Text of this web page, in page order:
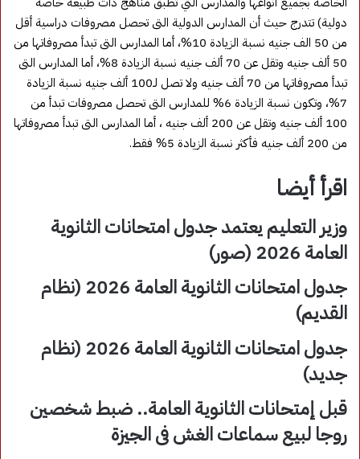
دولية) تتدرج حيث أن المدارس الدولية التى تحصل مصروفات دراسية أقل
من 50 الف جنيه نسبة الزيادة 10%، أما المدارس التى تبدأ مصروفاتها من
50 ألف جنيه وتقل عن 70 ألف جنيه نسبة الزيادة 8%، أما المدارس التى
تبدأ مصروفاتها من 70 ألف جنيه ولا تصل لـ100 ألف جنيه نسبة الزيادة
7%، وتكون نسبة الزيادة 6% للمدارس التى تحصل مصروفات تبدأ من
100 ألف جنيه وتقل عن 200 ألف جنيه ، أما المدارس التى تبدأ مصروفاتها
من 200 ألف جنيه فأكثر نسبة الزيادة 5% فقط.
اقرأ أيضا
وزير التعليم يعتمد جدول امتحانات الثانوية
العامة 2026 (صور)
جدول امتحانات الثانوية العامة 2026 (نظام
القديم)
جدول امتحانات الثانوية العامة 2026 (نظام
جديد)
قبل إمتحانات الثانوية العامة.. ضبط شخصين
روجا لبيع سماعات الغش فى الجيزة